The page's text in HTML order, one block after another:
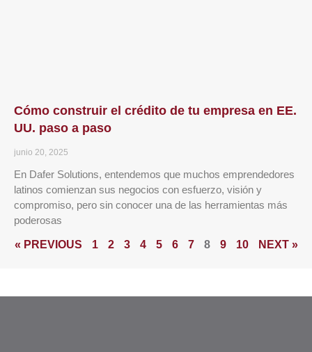
Cómo construir el crédito de tu empresa en EE.
UU. paso a paso
junio 20, 2025
En Dafer Solutions, entendemos que muchos emprendedores
latinos comienzan sus negocios con esfuerzo, visión y
compromiso, pero sin conocer una de las herramientas más
poderosas
« PREVIOUS 1 2 3 4 5 6 7 8 9 10 NEXT »